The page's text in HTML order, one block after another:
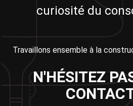
curiosité du
Travaillons ensemble à la
N'HÉSITEZ